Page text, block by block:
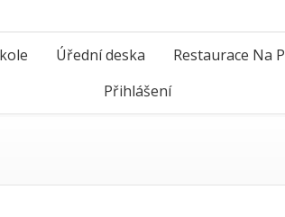
Úřední deska Restaurace Na
Přihlášení